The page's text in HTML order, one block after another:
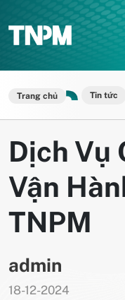
Trang chủ Tin tức
Dịch Vụ
Vận
TNPM
admin
18-12-2024